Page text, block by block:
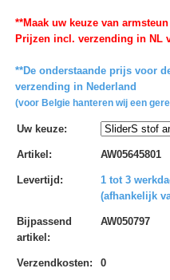
**Maak uw keuze van
Prijzen incl. verzending in NL
**De onderstaande prijs voor
verzending in Nederland
(voor Belgie hanteren wij een
Uw keuze:
Artikel : AW05645801
Levertijd :
1 tot 3
(afhankelijk
Bijpassend
artikel :
AW050797
Verzendkosten: 0